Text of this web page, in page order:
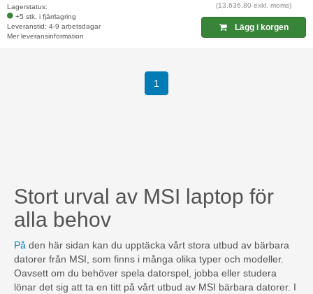
Lagerstatus:
+5 stk. i fjärrlagring
Leveranstid: 4-9 arbetsdagar
Mer leveransinformation
(13.636,80 exkl. moms)
Lägg i korgen
1
Stort urval av MSI laptop för
alla behov
På den här sidan kan du upptäcka vårt stora utbud av bärbara
datorer från MSI, som finns i många olika typer och modeller.
Oavsett om du behöver spela datorspel, jobba eller studera
lönar det sig att ta en titt på vårt utbud av MSI bärbara datorer. I